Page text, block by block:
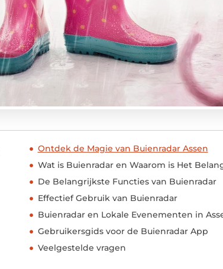
Ontdek de Magie van Buienradar Assen
Wat is Buienradar en Waarom is Het
De Belangrijkste Functies van Buienradar
Effectief Gebruik van Buienradar
Buienradar en Lokale Evenementen in
Gebruikersgids voor de Buienradar App
Veelgestelde vragen